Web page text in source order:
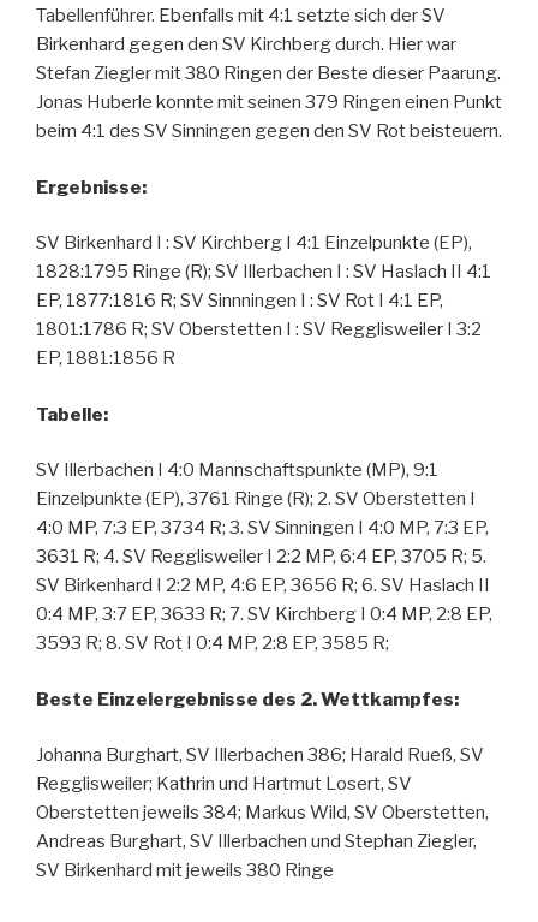
Tabellenführer. Ebenfalls mit 4:1 setzte sich der SV
Birkenhard gegen den SV Kirchberg durch. Hier war
Stefan Ziegler mit 380 Ringen der Beste dieser Paarung.
Jonas Huberle konnte mit seinen 379 Ringen einen Punkt
beim 4:1 des SV Sinningen gegen den SV Rot beisteuern.
Ergebnisse:
SV Birkenhard I : SV Kirchberg I 4:1 Einzelpunkte (EP),
1828:1795 Ringe (R); SV Illerbachen I : SV Haslach II 4:1
EP, 1877:1816 R; SV Sinnningen I : SV Rot I 4:1 EP,
1801:1786 R; SV Oberstetten I : SV Regglisweiler I 3:2
EP, 1881:1856 R
Tabelle:
SV Illerbachen I 4:0 Mannschaftspunkte (MP), 9:1
Einzelpunkte (EP), 3761 Ringe (R); 2. SV Oberstetten I
4:0 MP, 7:3 EP, 3734 R; 3. SV Sinningen I 4:0 MP, 7:3 EP,
3631 R; 4. SV Regglisweiler I 2:2 MP, 6:4 EP, 3705 R; 5.
SV Birkenhard I 2:2 MP, 4:6 EP, 3656 R; 6. SV Haslach II
0:4 MP, 3:7 EP, 3633 R; 7. SV Kirchberg I 0:4 MP, 2:8 EP,
3593 R; 8. SV Rot I 0:4 MP, 2:8 EP, 3585 R;
Beste Einzelergebnisse des 2. Wettkampfes:
Johanna Burghart, SV Illerbachen 386; Harald Rueß, SV
Regglisweiler; Kathrin und Hartmut Losert, SV
Oberstetten jeweils 384; Markus Wild, SV Oberstetten,
Andreas Burghart, SV Illerbachen und Stephan Ziegler,
SV Birkenhard mit jeweils 380 Ringe